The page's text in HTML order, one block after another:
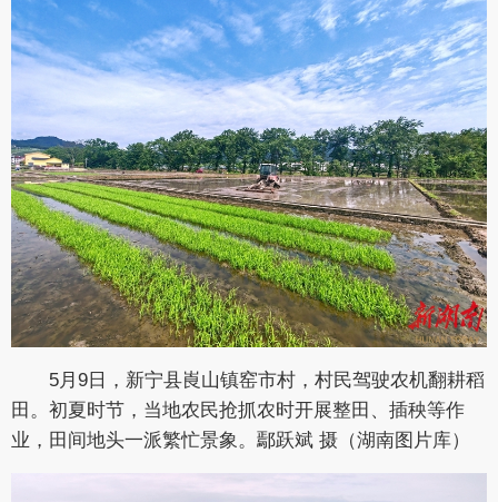
5月9日，新宁县崀山镇窑市村，村民驾驶农机翻耕稻
田。初夏时节，当地农民抢抓农时开展整田、插秧等作
业，田间地头一派繁忙景象。鄢跃斌 摄（湖南图片库）